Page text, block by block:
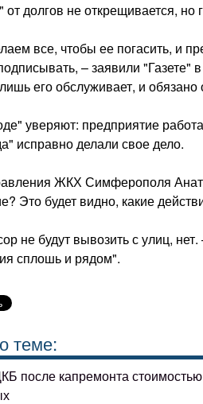
долгов не открещивается, но
все, чтобы ее погасить, и
– заявили
его обслуживает, и
уверяют: предприятие
исправно делали свое дело.
ЖКХ Симферополя
Это будет видно, какие
не будут вывозить с улиц,
сплошь и рядом".
теме:
после капремонта